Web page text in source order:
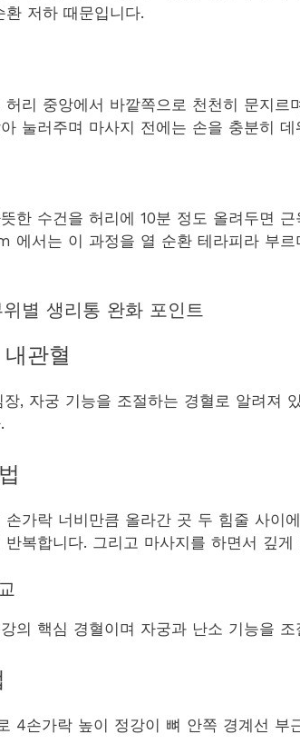
저하 때문입니다.
리 중앙에서 바깥쪽으로 천천히 문지르
눌러주며 마사지 전에는 손을 충분히 데
한 수건을 허리에 10분 정도 올려두면
에서는 이 과정을 열 순환 테라피라 부
별 생리통 완화 포인트
관혈
, 자궁 기능을 조절하는 경혈로 알려져
손가락 너비만큼 올라간 곳 두 힘줄 사이
반복합니다. 그리고 마사지를 하면서 깊
의 핵심 경혈이며 자궁과 난소 기능을
4손가락 높이 정강이 뼈 안쪽 경계선 부